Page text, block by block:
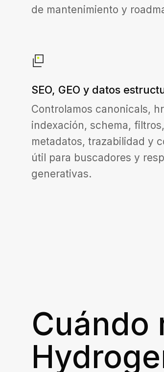
de mantenimiento y
SEO, GEO y datos
Controlamos canonicals,
indexación, schema,
metadatos, trazabilidad y
útil para buscadores y
generativas.
Cuándo